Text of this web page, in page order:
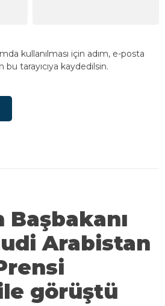
kullanılması için adım, e-posta
tarayıcıya kaydedilsin.
Başbakanı
Arabistan
görüştü